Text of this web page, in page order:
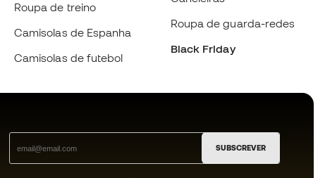
Roupa de treino
Camisolas de Espanha
Camisolas de futebol
Roupa de guarda-redes
Black Friday
SUBSCREVER